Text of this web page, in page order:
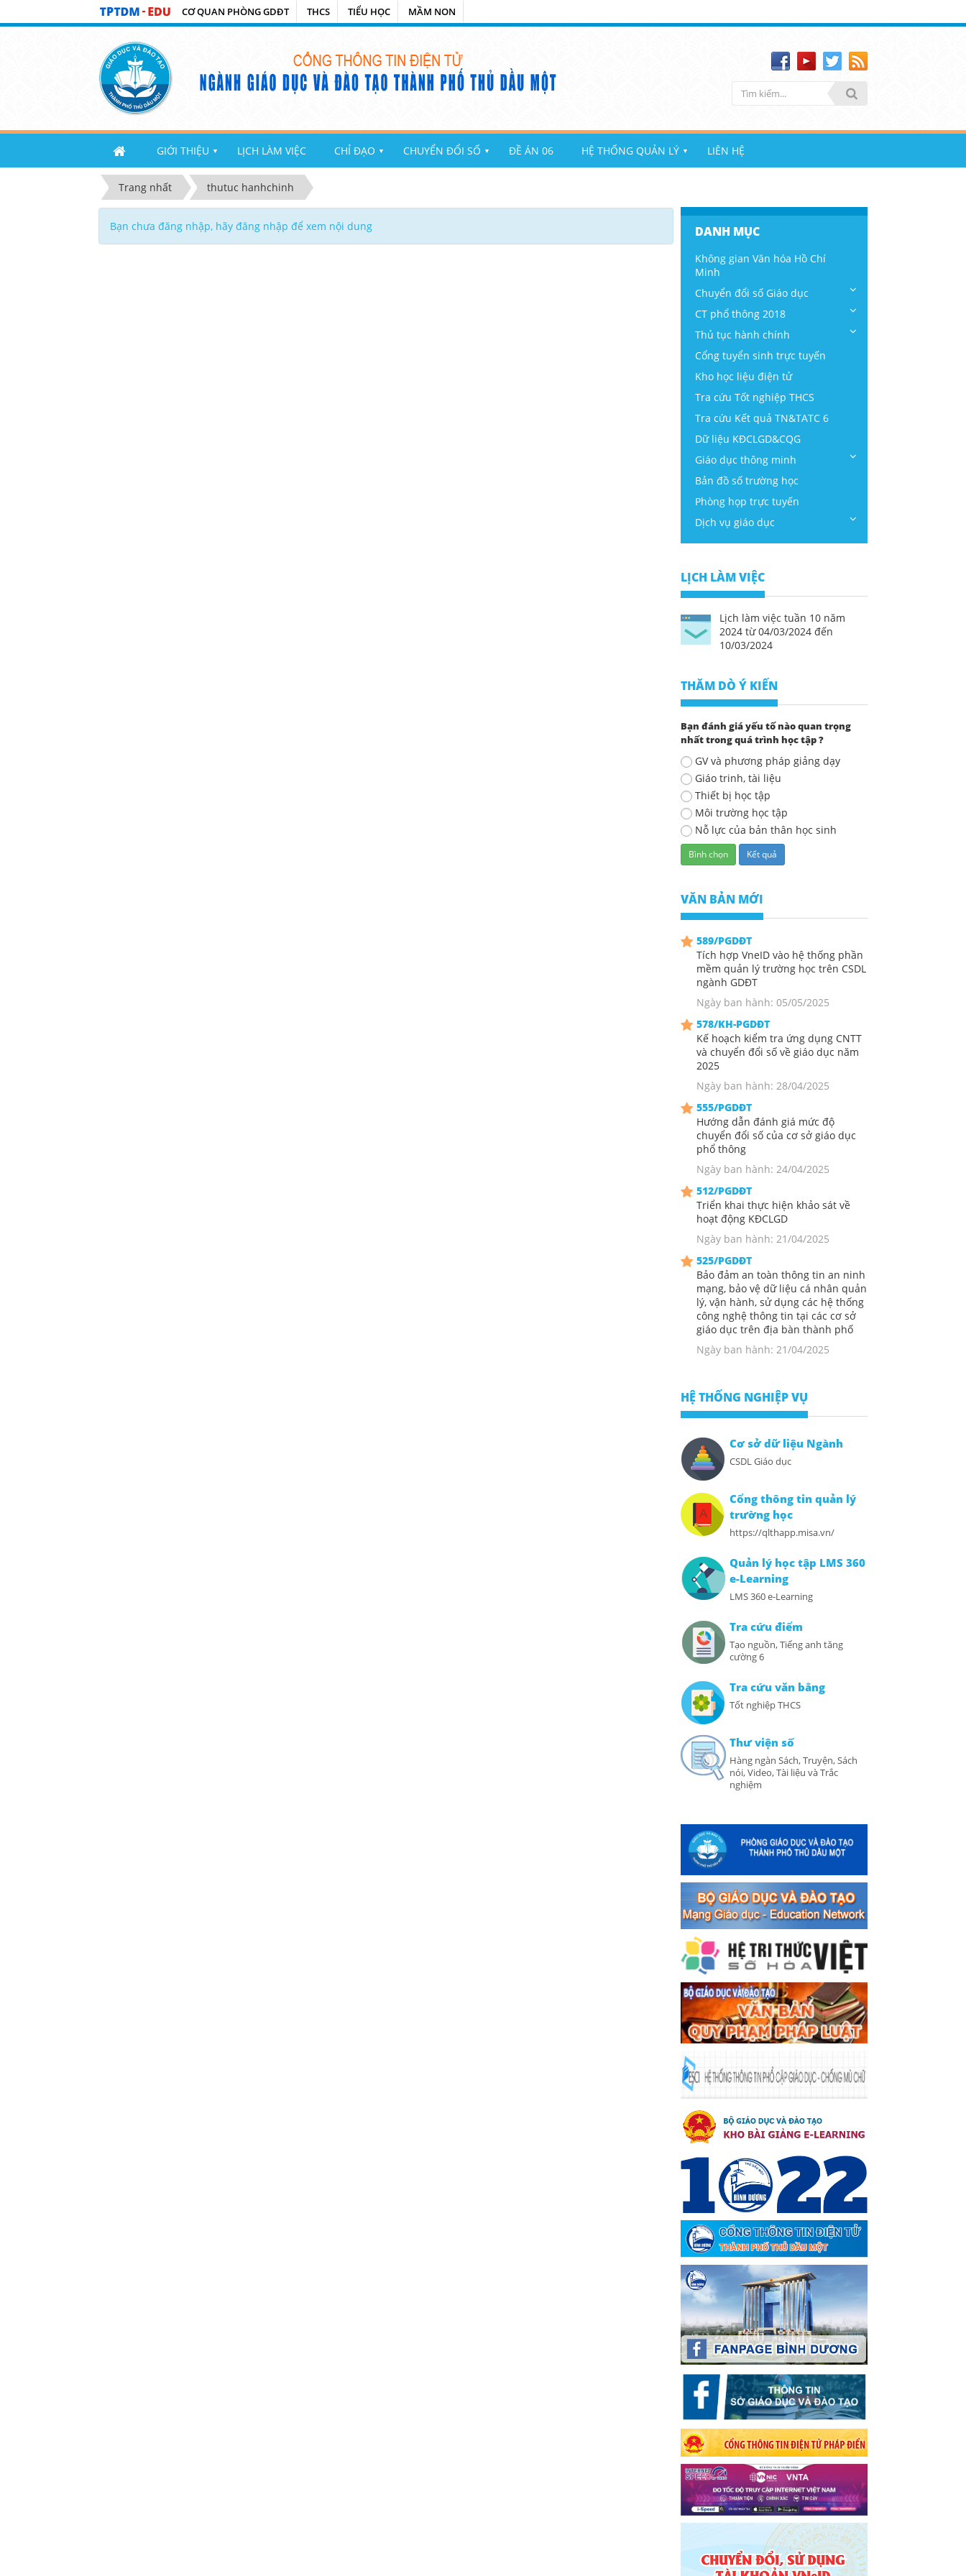
CƠ QUAN PHÒNG GDĐT THCS TIỂU HỌC MẦM NON
GIỚI THIỆU ▼ LỊCH LÀM VIỆC CHỈ ĐẠO ▼ CHUYỂN ĐỔI SỐ ▼ ĐỀ ÁN 06 HỆ THỐNG QUẢN LÝ ▼ LIÊN HỆ
Trang nhất thutuc hanhchinh
Bạn chưa đăng nhập, hãy đăng nhập để xem nội dung DANH MỤC
Không gian Văn hóa Hồ Chí
Minh
Chuyển đổi số Giáo dục
CT phổ thông 2018
Thủ tục hành chính
Cổng tuyển sinh trực tuyến
Kho học liệu điện tử
Tra cứu Tốt nghiệp THCS
Tra cứu Kết quả TN&TATC 6
Dữ liệu KĐCLGD&CQG
Giáo dục thông minh
Bản đồ số trường học
Phòng họp trực tuyến
Dịch vụ giáo dục
LỊCH LÀM VIỆC
Lịch làm việc tuần 10 năm
2024 từ 04/03/2024 đến
10/03/2024
THĂM DÒ Ý KIẾN
Bạn đánh giá yếu tố nào quan trọng
nhất trong quá trình học tập ?
GV và phương pháp giảng dạy
Giáo trinh, tài liệu
Thiết bị học tập
Môi trường học tập
Nỗ lực của bản thân học sinh
VĂN BẢN MỚI
589/PGDĐT
Tích hợp VneID vào hệ thống phần
mềm quản lý trường học trên CSDL
ngành GDĐT
Ngày ban hành: 05/05/2025
578/KH-PGDĐT
Kế hoạch kiểm tra ứng dụng CNTT
và chuyển đổi số về giáo dục năm
2025
Ngày ban hành: 28/04/2025
555/PGDĐT
Hướng dẫn đánh giá mức độ
chuyển đổi số của cơ sở giáo dục
phổ thông
Ngày ban hành: 24/04/2025
512/PGDĐT
Triển khai thực hiện khảo sát về
hoạt động KĐCLGD
Ngày ban hành: 21/04/2025
525/PGDĐT
Bảo đảm an toàn thông tin an ninh
mạng, bảo vệ dữ liệu cá nhân quản
lý, vận hành, sử dụng các hệ thống
công nghệ thông tin tại các cơ sở
giáo dục trên địa bàn thành phố
Ngày ban hành: 21/04/2025
HỆ THỐNG NGHIỆP VỤ
Cơ sở dữ liệu Ngành
CSDL Giáo dục
Cổng thông tin quản lý
trường học
https://qlthapp.misa.vn/
Quản lý học tập LMS 360
e-Learning
LMS 360 e-Learning
Tra cứu điểm
Tạo nguồn, Tiếng anh tăng
cường 6
Tra cứu văn bằng
Tốt nghiệp THCS
Thư viện số
Hàng ngàn Sách, Truyện, Sách
nói, Video, Tài liệu và Trắc
nghiệm